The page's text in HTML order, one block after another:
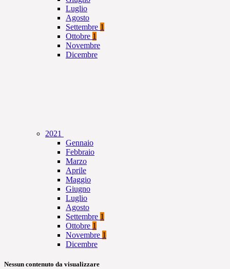
Luglio
Agosto
Settembre 1
Ottobre 1
Novembre
Dicembre
2021
Gennaio
Febbraio
Marzo
Aprile
Maggio
Giugno
Luglio
Agosto
Settembre 1
Ottobre 1
Novembre 1
Dicembre
Nessun contenuto da visualizzare